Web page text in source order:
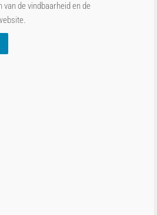
van de vindbaarheid en de